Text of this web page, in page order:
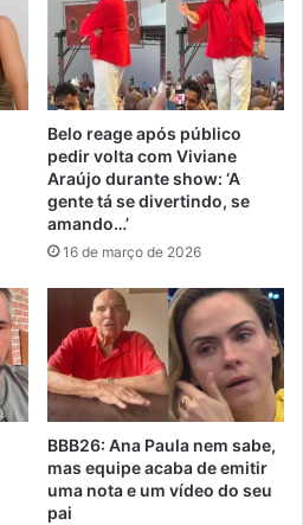
Belo reage após público
pedir volta com Viviane
Araújo durante show: ‘A
gente tá se divertindo, se
amando…’
16 de março de 2026
BBB26: Ana Paula nem sabe,
mas equipe acaba de emitir
uma nota e um vídeo do seu
pai